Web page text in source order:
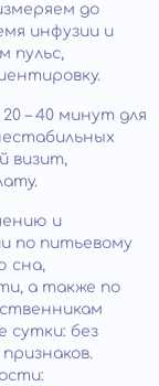
до
инфузии и
пульс,
– 40 минут для
визит,
и
по питьевому
сна,
а также по
сутки: без